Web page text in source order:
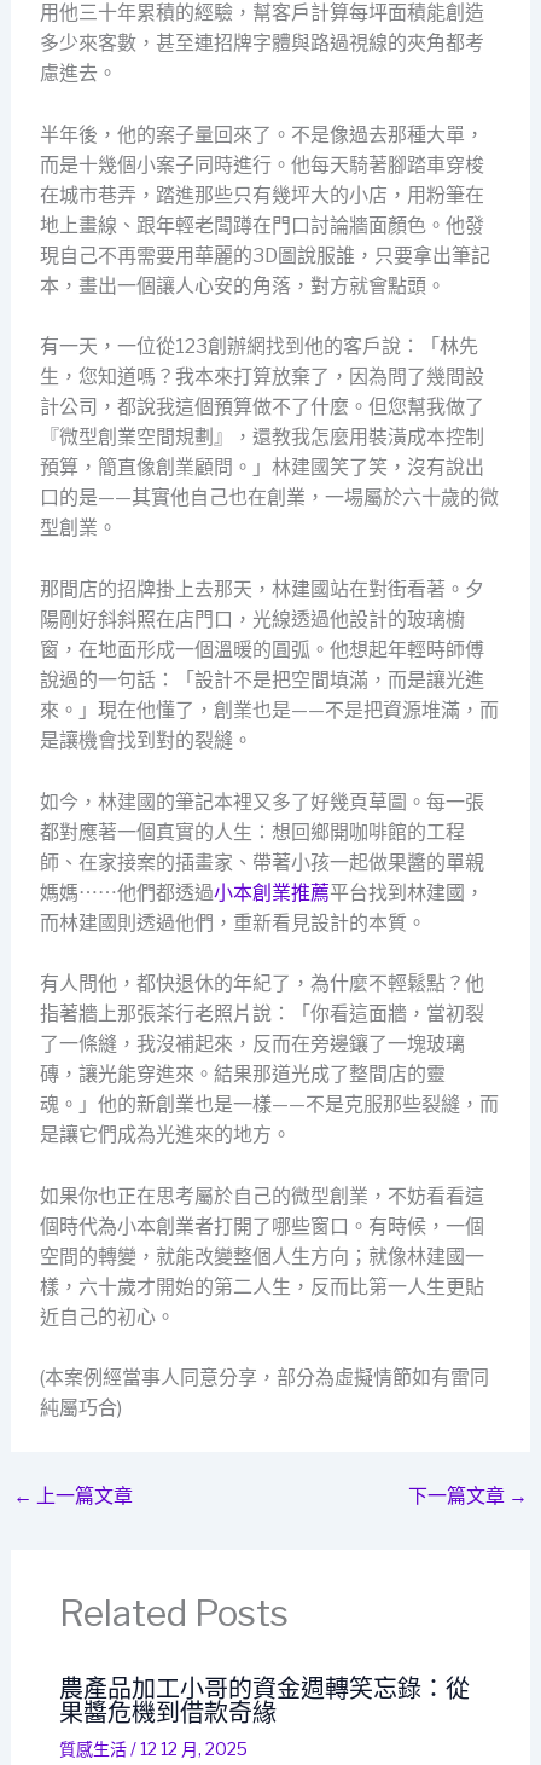
用他三十年累積的經驗，幫客戶計算每坪面積能創造
多少來客數，甚至連招牌字體與路過視線的夾角都考
慮進去。
半年後，他的案子量回來了。不是像過去那種大單，
而是十幾個小案子同時進行。他每天騎著腳踏車穿梭
在城市巷弄，踏進那些只有幾坪大的小店，用粉筆在
地上畫線、跟年輕老闆蹲在門口討論牆面顏色。他發
現自己不再需要用華麗的3D圖說服誰，只要拿出筆記
本，畫出一個讓人心安的角落，對方就會點頭。
有一天，一位從123創辦網找到他的客戶說：「林先
生，您知道嗎？我本來打算放棄了，因為問了幾間設
計公司，都說我這個預算做不了什麼。但您幫我做了
『微型創業空間規劃』，還教我怎麼用裝潢成本控制
預算，簡直像創業顧問。」林建國笑了笑，沒有說出
口的是——其實他自己也在創業，一場屬於六十歲的微
型創業。
那間店的招牌掛上去那天，林建國站在對街看著。夕
陽剛好斜斜照在店門口，光線透過他設計的玻璃櫥
窗，在地面形成一個溫暖的圓弧。他想起年輕時師傅
說過的一句話：「設計不是把空間填滿，而是讓光進
來。」現在他懂了，創業也是——不是把資源堆滿，而
是讓機會找到對的裂縫。
如今，林建國的筆記本裡又多了好幾頁草圖。每一張
都對應著一個真實的人生：想回鄉開咖啡館的工程
師、在家接案的插畫家、帶著小孩一起做果醬的單親
媽媽⋯⋯他們都透過小本創業推薦平台找到林建國，
而林建國則透過他們，重新看見設計的本質。
有人問他，都快退休的年紀了，為什麼不輕鬆點？他
指著牆上那張茶行老照片說：「你看這面牆，當初裂
了一條縫，我沒補起來，反而在旁邊鑲了一塊玻璃
磚，讓光能穿進來。結果那道光成了整間店的靈
魂。」他的新創業也是一樣——不是克服那些裂縫，而
是讓它們成為光進來的地方。
如果你也正在思考屬於自己的微型創業，不妨看看這
個時代為小本創業者打開了哪些窗口。有時候，一個
空間的轉變，就能改變整個人生方向；就像林建國一
樣，六十歲才開始的第二人生，反而比第一人生更貼
近自己的初心。
(本案例經當事人同意分享，部分為虛擬情節如有雷同
純屬巧合)
← 上一篇文章 下一篇文章 →
Related Posts
農產品加工小哥的資金週轉笑忘錄：從
果醬危機到借款奇緣
質感生活/12 12 月, 2025